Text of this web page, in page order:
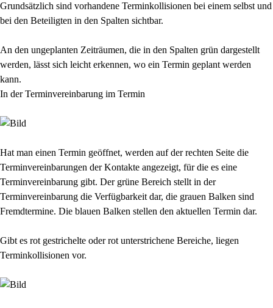
Grundsätzlich sind vorhandene Terminkollisionen bei einem selbst und
bei den Beteiligten in den Spalten sichtbar.
An den ungeplanten Zeiträumen, die in den Spalten grün dargestellt
werden, lässt sich leicht erkennen, wo ein Termin geplant werden
kann.
In der Terminvereinbarung im Termin
Hat man einen Termin geöffnet, werden auf der rechten Seite die
Terminvereinbarungen der Kontakte angezeigt, für die es eine
Terminvereinbarung gibt. Der grüne Bereich stellt in der
Terminvereinbarung die Verfügbarkeit dar, die grauen Balken sind
Fremdtermine. Die blauen Balken stellen den aktuellen Termin dar.
Gibt es rot gestrichelte oder rot unterstrichene Bereiche, liegen
Terminkollisionen vor.